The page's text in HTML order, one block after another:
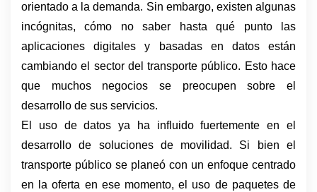
orientado a la demanda. Sin embargo, existen algunas
incógnitas, cómo no saber hasta qué punto las
aplicaciones digitales y basadas en datos están
cambiando el sector del transporte público. Esto hace
que muchos negocios se preocupen sobre el
desarrollo de sus servicios.
El uso de datos ya ha influido fuertemente en el
desarrollo de soluciones de movilidad. Si bien el
transporte público se planeó con un enfoque centrado
en la oferta en ese momento, el uso de paquetes de